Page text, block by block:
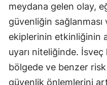
meydana gelen olay,
güvenliğin
ekiplerinin etkinliğinin
uyarı niteliğinde. İsveç
bölgede ve benzer
güvenlik önlemlerini